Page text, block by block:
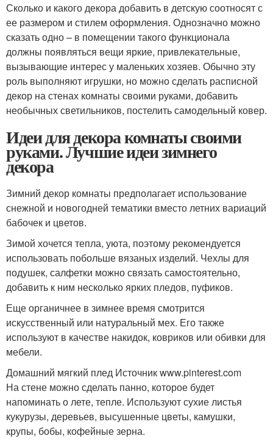
Сколько и какого декора добавить в детскую соотносят с
ее размером и стилем оформления. Однозначно можно
сказать одно – в помещении такого функционала
должны появляться вещи яркие, привлекательные,
вызывающие интерес у маленьких хозяев. Обычно эту
роль выполняют игрушки, но можно сделать расписной
декор на стенах комнаты своими руками, добавить
необычных светильников, постелить самодельный ковер.
Идеи для декора комнаты своими
руками. Лучшие идеи зимнего
декора
Зимний декор комнаты предполагает использование
снежной и новогодней тематики вместо летних вариаций
бабочек и цветов.
Зимой хочется тепла, уюта, поэтому рекомендуется
использовать побольше вязаных изделий. Чехлы для
подушек, салфетки можно связать самостоятельно,
добавить к ним несколько ярких пледов, пуфиков.
Еще органичнее в зимнее время смотрится
искусственный или натуральный мех. Его также
используют в качестве накидок, ковриков или обивки для
мебели.
Домашний мягкий плед Источник www.pinterest.com
На стене можно сделать панно, которое будет
напоминать о лете, тепле. Используют сухие листья
кукурузы, деревьев, высушенные цветы, камушки,
крупы, бобы, кофейные зерна.